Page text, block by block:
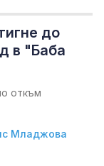
до
в "Баба
откъм
Младжова